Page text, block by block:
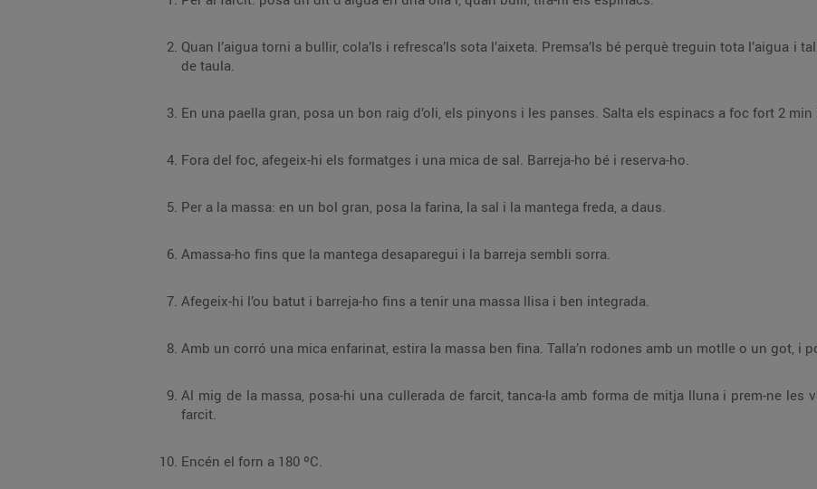
Quan l’aigua torni a bullir, cola’ls i refresca’ls sota l’aixeta. Premsa’ls bé perquè treguin tota l’aigua i talla’ls amb unes tisores escolares o un ganivet
de taula.
En una paella gran, posa un bon raig d’oli, els pinyons i les panses. Salta els espinacs a
Fora del foc, afegeix-hi els formatges i una mica de sal. Barreja-ho bé i reserva-ho.
Per a la massa: en un bol gran, posa la farina, la sal i la mantega freda, a daus.
Amassa-ho fins que la mantega desaparegui i la barreja sembli sorra.
Afegeix-hi l’ou batut i barreja-ho fins a tenir una massa llisa i ben integrada.
Al mig de la massa, posa-hi una cullerada de farcit, tanca-la amb forma de mitja lluna i prem-ne les vores amb una forquilla perquè no s’escapi el
farcit.
Encén el forn a 180 ºC.